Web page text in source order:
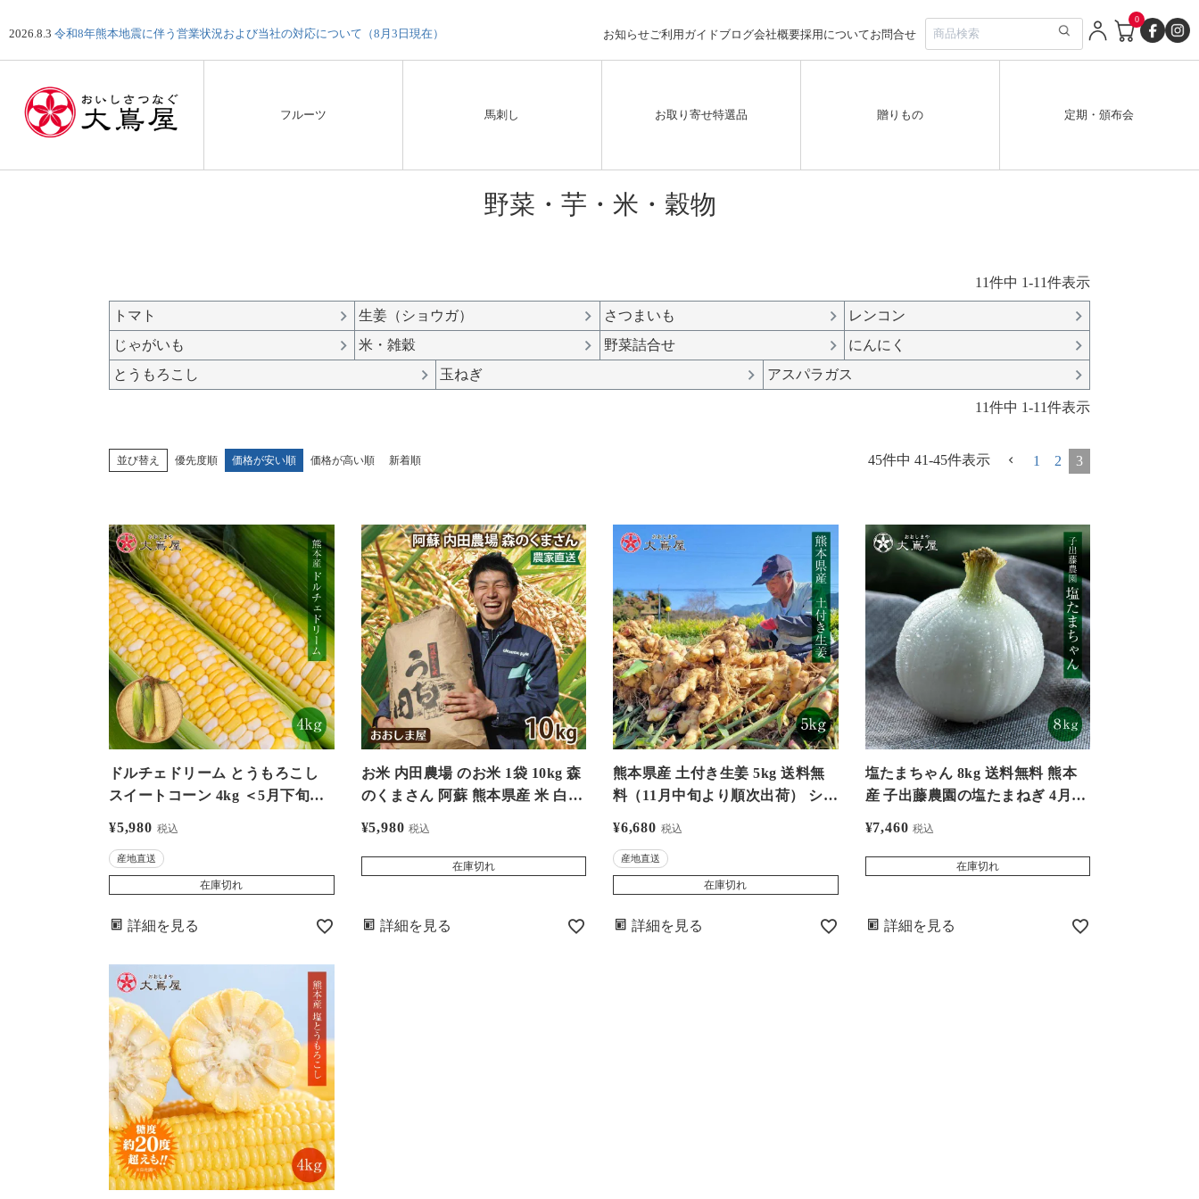
2026.8.3 令和8年熊本地震に伴う営業状況および当社の対応について（8月3日現在） お知らせ ご利用ガイドブログ会社概要採用についてお問合せ
0
フルーツ 馬刺し お取り寄せ特選品 贈りもの 定期・頒布会
野菜・芋・米・穀物
11件中 1-11件表示
トマト 生姜（ショウガ） さつまいも
レンコン
じゃがいも
米・雑穀 野菜詰合せ
にんにく
とうもろこし
玉ねぎ アスパラガス
11件中 1-11件表示
並び替え 優先度順 価格が安い順 価格が高い順 新着順 45件中 41-45件表示 1 2 3
ドルチェドリーム とうもろこし
スイートコーン 4kg ＜5月下旬か
屋(おおしまや)【0452138】
¥5,980 税込
産地直送
在庫切れ
詳細を見る
お米 内田農場 のお米 1袋 10kg 森
のくまさん 阿蘇 熊本県産 米 白米
¥5,980 税込
在庫切れ
詳細を見る
熊本県産 土付き生姜 5kg 送料無
料（11月中旬より順次出荷） ショ
¥6,680 税込
産地直送
在庫切れ
詳細を見る
塩たまちゃん 8kg 送料無料 熊本
産 子出藤農園の塩たまねぎ 4月下
ねぎ タマネギ 玉葱
¥7,460 税込
在庫切れ
詳細を見る